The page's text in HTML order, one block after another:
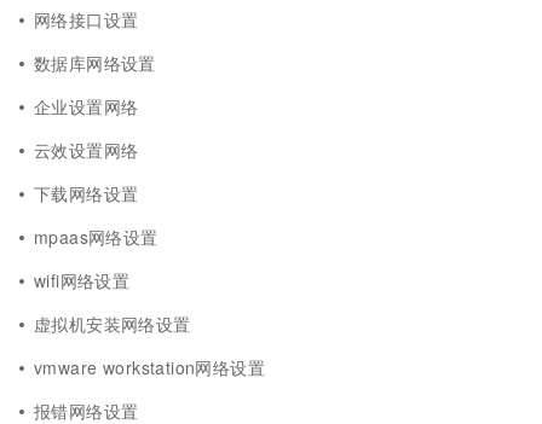
网络接口设置
数据库网络设置
企业设置网络
云效设置网络
下载网络设置
mpaas网络设置
wifi网络设置
虚拟机安装网络设置
vmware workstation网络设置
报错网络设置